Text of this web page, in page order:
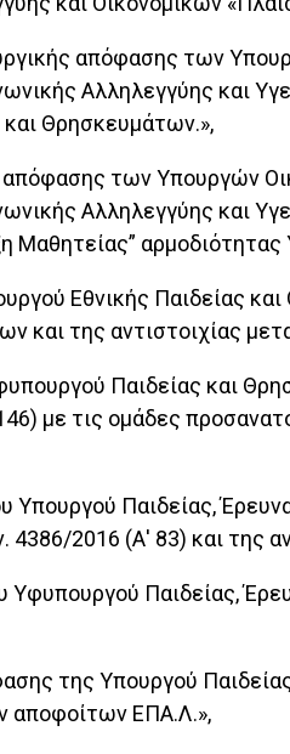
απόφασης των
Αλληλεγγύης και
Θρησκευμάτων.»,
των Υπουργών
Αλληλεγγύης και
Εθνικής Παιδείας
και της αντιστοιχίας
Παιδείας και
με τις ομάδες
Παιδείας,
2016 (Α' 83) και της
Παιδείας,
της Υπουργού
αποφοίτων ΕΠΑ.Λ.»,